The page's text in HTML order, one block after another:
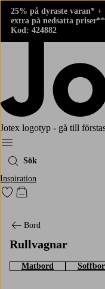
25% på dyraste varan* +
extra på nedsatta
Kod: 424882
Jotex logotyp - gå till
Meny
Sök
Inspiration
Gå till favoritmarkerade
Gå till kundvagnen
Bord
Rullvagnar
Matbord